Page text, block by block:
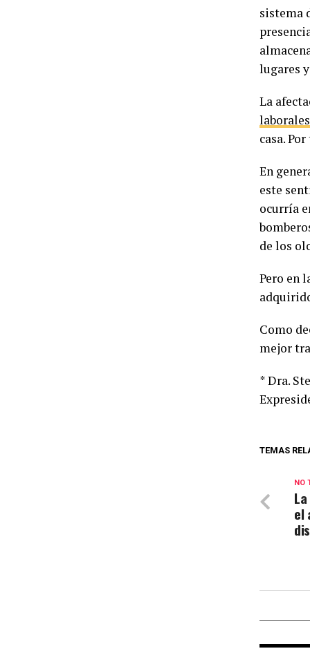
sistema
lugares
La
laborales
casa.
En
este
ocurría
de los
Pero en
Como
mejor
* Dra.
TEMAS
NO
el